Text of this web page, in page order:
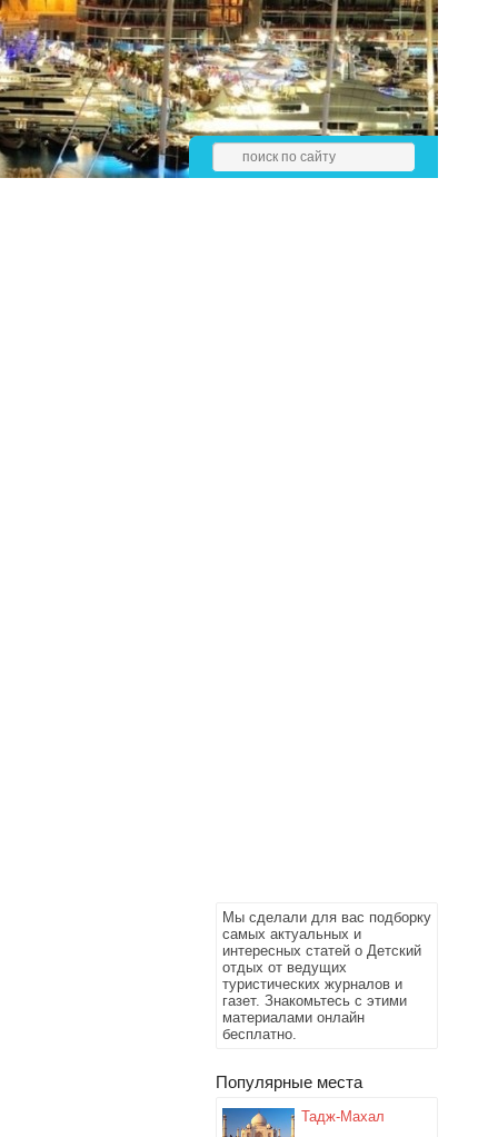
Мы сделали для вас подборку
самых актуальных и
интересных статей о Детский
отдых от ведущих
туристических журналов и
газет. Знакомьтесь с этими
материалами онлайн
бесплатно.
Популярные места
Тадж-Махал